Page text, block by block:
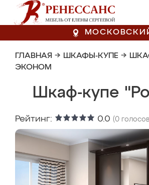
ГЛАВНАЯ → ШКАФЫ-КУПЕ →
ЭКОНОМ
Шкаф-купе
Рейтинг: 0.0 (0